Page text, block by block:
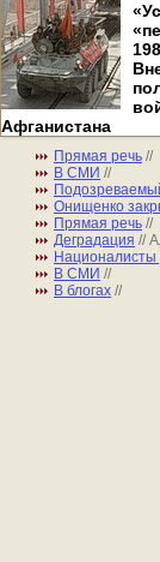
Афганистана
Прямая речь //
В СМИ //
Онищенко
Прямая речь //
Деградация //
Националисты
В СМИ //
В блогах //